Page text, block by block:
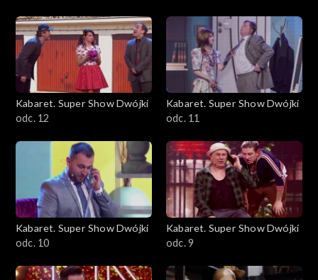
Kabaret. Super Show Dwójki
odc. 12
Kabaret. Super Show Dwójki
odc. 11
Kabaret. Super Show Dwójki
odc. 10
Kabaret. Super Show Dwójki
odc. 9